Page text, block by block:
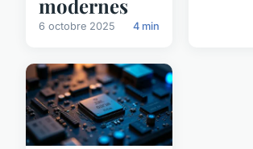
modernes
6 octobre 2025 4 min